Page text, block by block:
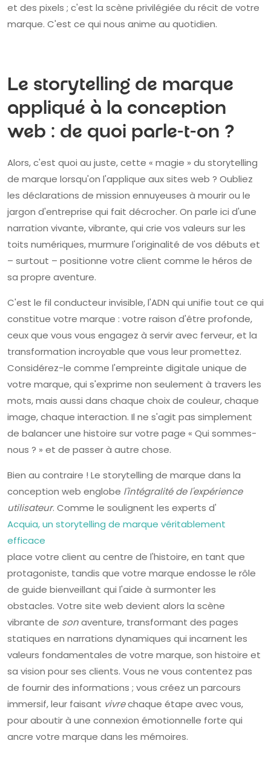
et des pixels ; c'est la scène privilégiée du récit de votre
marque. C'est ce qui nous anime au quotidien.
Le storytelling de marque
appliqué à la conception
web : de quoi parle-t-on ?
Alors, c'est quoi au juste, cette « magie » du storytelling
de marque lorsqu'on l'applique aux sites web ? Oubliez
les déclarations de mission ennuyeuses à mourir ou le
jargon d'entreprise qui fait décrocher. On parle ici d'une
narration vivante, vibrante, qui crie vos valeurs sur les
toits numériques, murmure l'originalité de vos débuts et
– surtout – positionne votre client comme le héros de
sa propre aventure.
C'est le fil conducteur invisible, l'ADN qui unifie tout ce qui
constitue votre marque : votre raison d'être profonde,
ceux que vous vous engagez à servir avec ferveur, et la
transformation incroyable que vous leur promettez.
Considérez-le comme l'empreinte digitale unique de
votre marque, qui s'exprime non seulement à travers les
mots, mais aussi dans chaque choix de couleur, chaque
image, chaque interaction. Il ne s'agit pas simplement
de balancer une histoire sur votre page « Qui sommes-
nous ? » et de passer à autre chose.
Bien au contraire ! Le storytelling de marque dans la
conception web englobe l'intégralité de l'expérience
utilisateur. Comme le soulignent les experts d'
Acquia, un storytelling de marque véritablement
efficace
place votre client au centre de l'histoire, en tant que
protagoniste, tandis que votre marque endosse le rôle
de guide bienveillant qui l'aide à surmonter les
obstacles. Votre site web devient alors la scène
vibrante de sonaventure, transformant des pages
statiques en narrations dynamiques qui incarnent les
valeurs fondamentales de votre marque, son histoire et
sa vision pour ses clients. Vous ne vous contentez pas
de fournir des informations ; vous créez un parcours
immersif, leur faisant vivrechaque étape avec vous,
pour aboutir à une connexion émotionnelle forte qui
ancre votre marque dans les mémoires.